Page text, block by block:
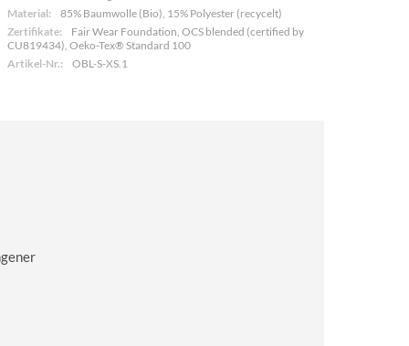
Material:
85% Baumwolle (Bio), 15% Polyester (recycelt)
Zertifikate:
Fair Wear Foundation, OCS blended (certified by
CU819434), Oeko-Tex® Standard 100
Artikel-Nr.:
OBL-S-XS.1